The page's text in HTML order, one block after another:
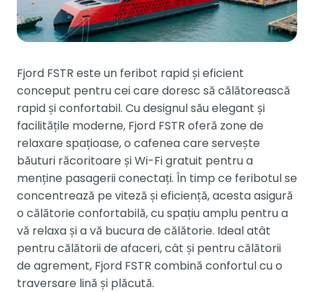
Fjord FSTR este un feribot rapid și eficient
conceput pentru cei care doresc să călătorească
rapid și confortabil. Cu designul său elegant și
facilitățile moderne, Fjord FSTR oferă zone de
relaxare spațioase, o cafenea care servește
băuturi răcoritoare și Wi-Fi gratuit pentru a
menține pasagerii conectați. În timp ce feribotul se
concentrează pe viteză și eficiență, acesta asigură
o călătorie confortabilă, cu spațiu amplu pentru a
vă relaxa și a vă bucura de călătorie. Ideal atât
pentru călătorii de afaceri, cât și pentru călătorii
de agrement, Fjord FSTR combină confortul cu o
traversare lină și plăcută.